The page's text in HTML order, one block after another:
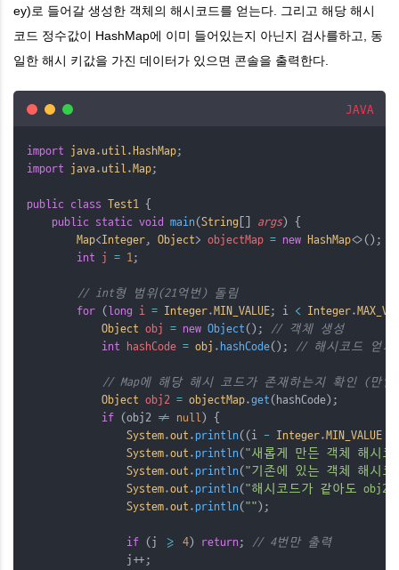
ey)로 들어갈 생성한 객체의 해시코드를 얻는다.
그리고 해당 해시
코드 정수값이 HashMap에 이미 들어있는지 아닌지 검사를하고,
동
일한 해시 키값을 가진 데이터가 있으면 콘솔을 출력한다.
JAVA
import java.util.HashMap;
import java.util.Map;
public class Test1
{
public static void main(String args) {
Map<Integer, Object> objectMap = new HashMap<>();
int j = 1 ;
// int형 범위(21억번) 돌림
for ( long i = Integer.MIN_VALUE; i < Integer.
Object obj = new Object();
// 객체 생성
int
hashCode = obj . hashCode(); // 해시코드 얻기
// Map에 해당 해시 코드가 존재하는지 확인 (만
Object obj2 = objectMap.get(hashCode);
if (obj2 != null ) {
System.out . println((i - Integer.MIN_VALUE
System.out . println( "새롭게 만든 객체 해시
System.out . println( "기존에 있는 객체 해시
System.out . println( "해시코드가 같아도
System.out . println( "" );
if (j >= 4) return ;
// 4번만 출력
                j++;